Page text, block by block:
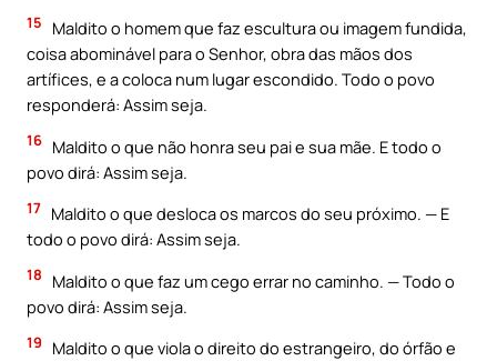
15
Maldito o homem que faz escultura ou imagem fundida,
coisa abominável para o Senhor, obra das mãos dos
artífices, e a coloca num lugar escondido. Todo o povo
responderá: Assim seja.
16 Maldito o que não honra seu pai e sua mãe. E todo o
povo dirá: Assim seja.
17 Maldito o que desloca os marcos do seu próximo. — E
todo o povo dirá: Assim seja.
18
Maldito o que faz um cego errar no caminho. — Todo o
povo dirá: Assim seja.
19
Maldito o que viola o direito do estrangeiro, do órfão e